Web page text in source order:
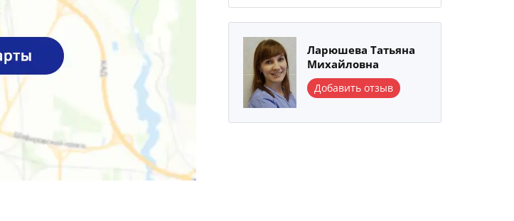
Ларюшева Татьяна
Михайловна
Добавить отзыв